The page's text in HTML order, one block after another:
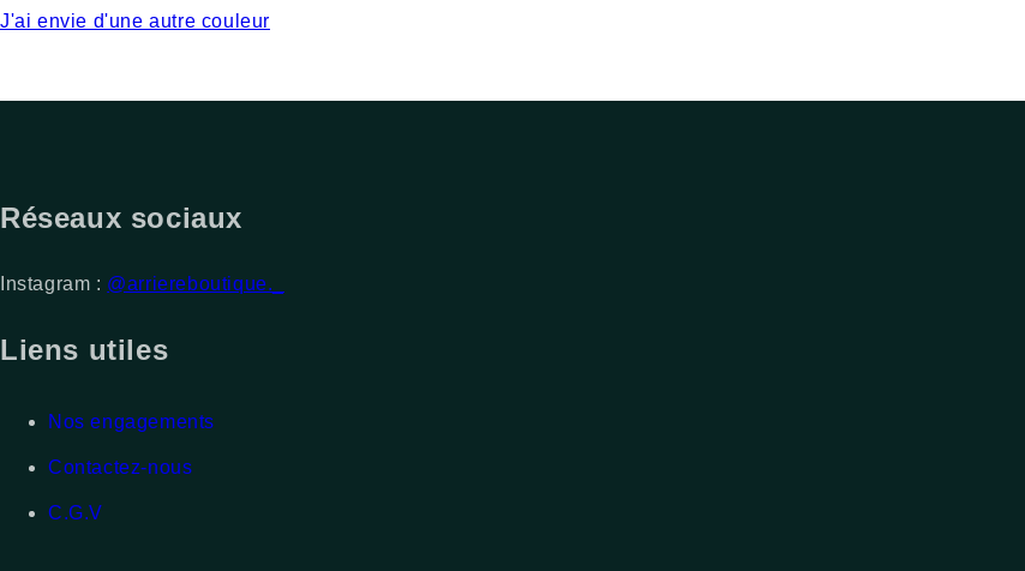
J'ai envie d'une autre couleur
Réseaux sociaux
Instagram : @arriereboutique._
Liens utiles
Nos engagements
Contactez-nous
C.G.V